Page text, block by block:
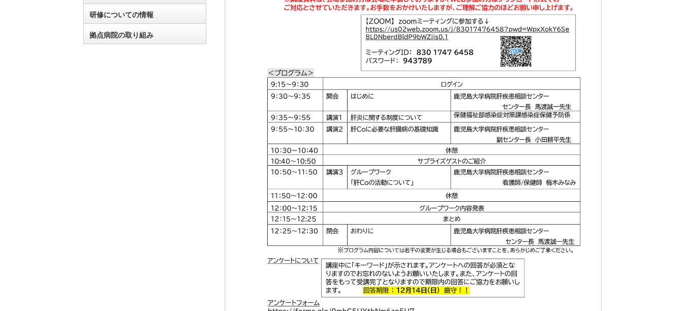
研修についての情報
拠点病院の取り組み